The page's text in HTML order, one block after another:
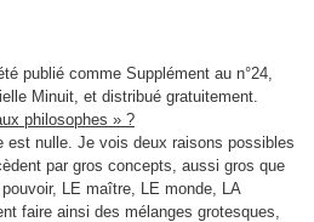
publié comme Supplément au n°24,
Minuit, et distribué gratuitement.
philosophes » ?
est nulle. Je vois deux raisons possibles
par gros concepts, aussi gros que
LE maître, LE monde, LA
faire ainsi des mélanges grotesques,